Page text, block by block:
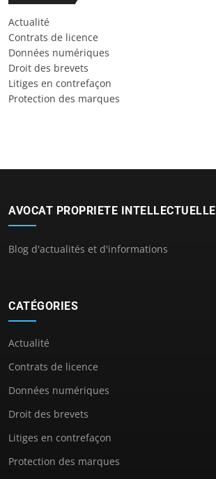
Actualité
Contrats de licence
Données numériques
Droit des brevets
Litiges en contrefaçon
Protection des marques
AVOCAT PROPRIETE INTELLECTUELLE
Blog d'actualités et d'informations
CATÉGORIES
Actualité
Contrats de licence
Données numériques
Droit des brevets
Litiges en contrefaçon
Protection des marques